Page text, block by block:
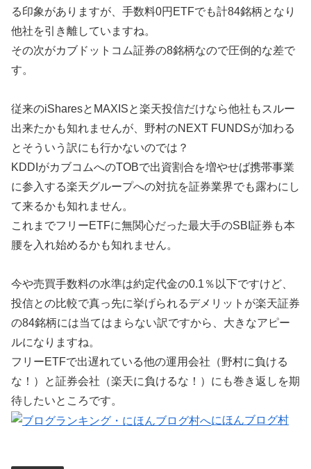
る印象がありますが、手数料0円ETFでも計84銘柄となり
他社を引き離していますね。
その次がカブドットコム証券の8銘柄なので圧倒的な差で
す。
従来のiSharesとMAXISと楽天投信だけなら他社もスルー
出来たかも知れませんが、野村のNEXT FUNDSが加わる
とそういう訳にも行かないのでは？
KDDIがカブコムへのTOBで出資割合を増やせば携帯事業
に参入する楽天グループへの対抗を証券業界でも露わにし
て来るかも知れません。
これまでフリーETFに無関心だった最大手のSBI証券も本
腰を入れ始めるかも知れません。
今や売買手数料の水準は約定代金の0.1％以下ですけど、
投信との比較で真っ先に挙げられるデメリットが楽天証券
の84銘柄には当てはまらない訳ですから、大きなアピー
ルになりますね。
フリーETFで出遅れている他の運用会社（野村に負ける
な！）と証券会社（楽天に負けるな！）にも巻き返しを期
待したいところです。
にほんブログ村